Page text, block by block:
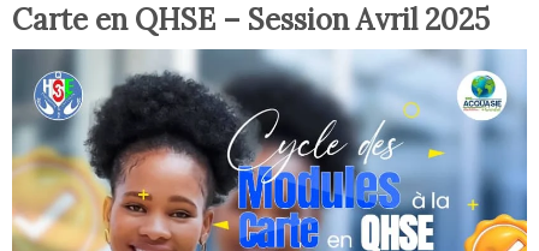
Carte en QHSE – Session Avril 2025